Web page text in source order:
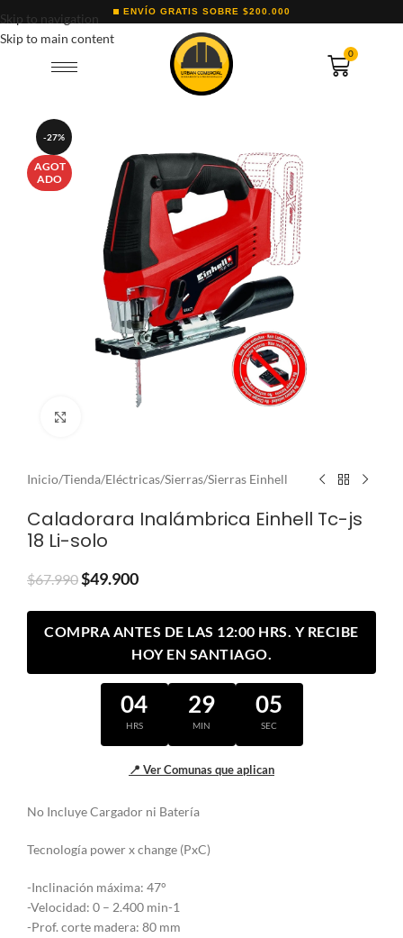
Skip to navigation
Skip to main content
ENVÍO GRATIS SOBRE $200.000
0
-27%
AGOT
ADO
Inicio/Tienda/Eléctricas/Sierras/Sierras Einhell
Caladorara Inalámbrica Einhell Tc-js
18 Li-solo
$67.990$49.900
COMPRA ANTES DE LAS 12:00 HRS. Y RECIBE
HOY EN SANTIAGO.
04
HRS
29
MIN
05
SEC
📍 Ver Comunas que aplican
No Incluye Cargador ni Batería
Tecnología power x change (PxC)
-Inclinación máxima: 47°
-Velocidad: 0 – 2.400 min-1
-Prof. corte madera: 80 mm